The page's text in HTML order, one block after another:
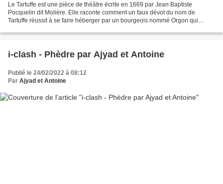
Le Tartuffe est une pièce de théâtre écrite en 1669 par Jean Baptiste
Pocquelin dit Molière. Elle raconte comment un faux dévot du nom de
Tartuffe réussit à se faire héberger par un bourgeois nommé Orgon qui
i-clash - Phèdre par Ajyad et Antoine
Publié le 24/02/2022 à 08:12
Par Ajyad et Antoine